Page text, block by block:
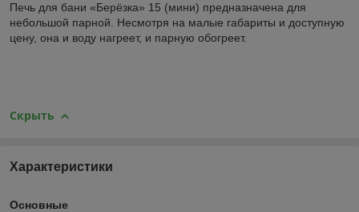
Печь для бани «Берёзка» 15 (мини) предназначена для
небольшой парной. Несмотря на малые габариты и доступную
цену, она и воду нагреет, и парную обогреет.
Скрыть
Характеристики
Основные